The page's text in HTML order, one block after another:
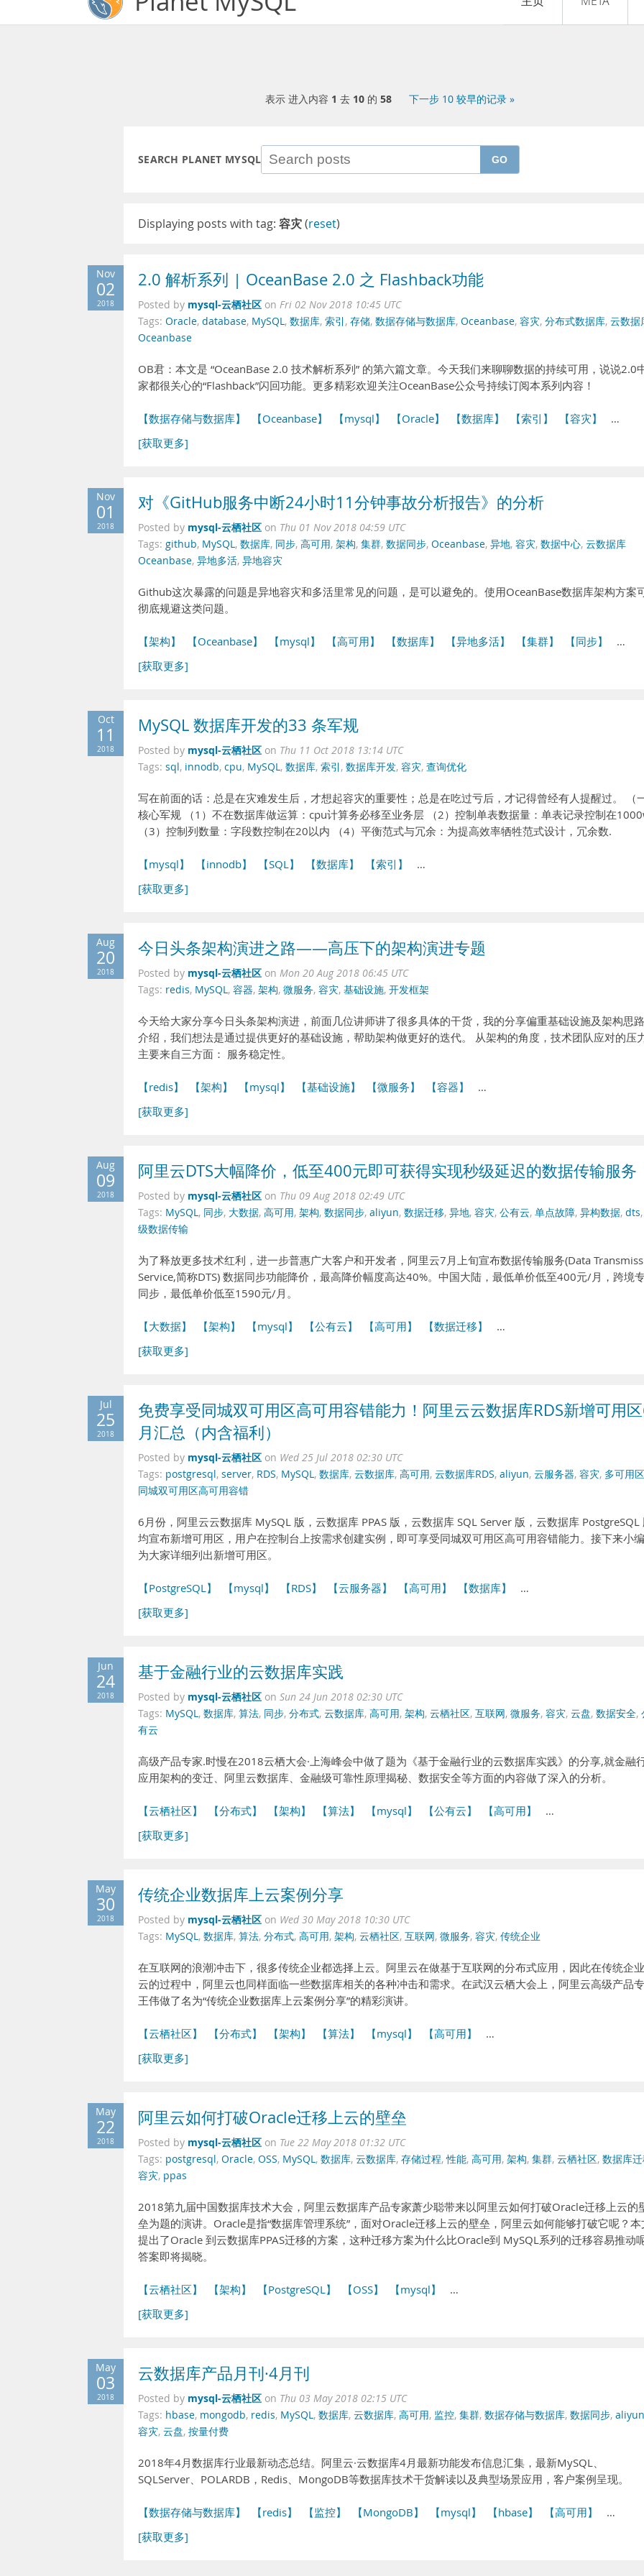
表示 进入内容 1 去 10的 58 下一步 10 较早的记录 »
SEARCH PLANET MYSQL GO
Displaying posts with tag: 容灾(reset)
Nov
02
2018
2.0 解析系列 | OceanBase 2.0 之 Flashback功能
Posted by mysql-云栖社区 on Fri 02 Nov 2018 10:45 UTC
Tags: Oracle, database, MySQL, 数据库, 索引 , 存储, 数据存储与数据库, Oceanbase, 容灾, 分布式数据库, 云数据
Oceanbase
OB君：本文是 “OceanBase 2.0 技术解析系列” 的第六篇文章。今天我们来聊聊数据的持续可用，说说2.0
家都很关心的“Flashback”闪回功能。更多精彩欢迎关注OceanBase公众号持续订阅本系列内容！
【数据存储与数据库】 【Oceanbase】 【mysql】 【Oracle】 【数据库】 【索引】 【容灾】
…
[获取更多]
Nov
01
2018
对《GitHub服务中断24小时11分钟事故分析报告》的分析
Posted by mysql-云栖社区 on Thu 01 Nov 2018 04:59 UTC
Tags: github, MySQL, 数据库, 同步, 高可用, 架构, 集群, 数据同步, Oceanbase, 异地, 容灾, 数据中心, 云数据库
Oceanbase, 异地多活, 异地容灾
Github这次暴露的问题是异地容灾和多活里常见的问题，是可以避免的。使用OceanBase数据库架构方案
彻底规避这类问题。
【架构】 【Oceanbase】 【mysql】 【高可用】 【数据库】 【异地多活】 【集群】 【同步】
…
[获取更多]
Oct
11
2018
MySQL 数据库开发的33 条军规
Posted by mysql-云栖社区 on Thu 11 Oct 2018 13:14 UTC
Tags: sql, innodb, cpu, MySQL, 数据库, 索引 , 数据库开发, 容灾, 查询优化
写在前面的话：总是在灾难发生后，才想起容灾的重要性；总是在吃过亏后，才记得曾经有人提醒过。 （
核心军规 （1）不在数据库做运算：cpu计算务必移至业务层 （2）控制单表数据量：单表记录控制在
（3）控制列数量：字段数控制在20以内 （4）平衡范式与冗余：为提高效率牺牲范式设计，冗余数.
【mysql】 【innodb】 【SQL】 【数据库】 【索引】
…
[获取更多]
Aug
20
2018
今日头条架构演进之路——高压下的架构演进专题
Posted by mysql-云栖社区 on Mon 20 Aug 2018 06:45 UTC
Tags: redis, MySQL, 容器, 架构, 微服务, 容灾, 基础设施, 开发框架
今天给大家分享今日头条架构演进，前面几位讲师讲了很多具体的干货，我的分享偏重基础设施及架构思
介绍，我们想法是通过提供更好的基础设施，帮助架构做更好的迭代。 从架构的角度，技术团队应对的压
主要来自三方面： 服务稳定性。
【redis】 【架构】 【mysql】 【基础设施】 【微服务】 【容器】
…
[获取更多]
Aug
09
2018
阿里云DTS大幅降价，低至400元即可获得实现秒级延迟的数据传输服务
Posted by mysql-云栖社区 on Thu 09 Aug 2018 02:49 UTC
Tags: MySQL, 同步, 大数据, 高可用, 架构, 数据同步, aliyun, 数据迁移, 异地, 容灾, 公有云, 单点故障, 异构数据, dts
级数据传输
为了释放更多技术红利，进一步普惠广大客户和开发者，阿里云7月上旬宣布数据传输服务(Data
Service,简称DTS) 数据同步功能降价，最高降价幅度高达40%。中国大陆，最低单价低至400元/月，跨境
同步，最低单价低至1590元/月。
【大数据】 【架构】 【mysql】 【公有云】 【高可用】 【数据迁移】
…
[获取更多]
Jul
25
2018
免费享受同城双可用区高可用容错能力！阿里云云数据库RDS新增可用
月汇总（内含福利）
Posted by mysql-云栖社区 on Wed 25 Jul 2018 02:30 UTC
Tags: postgresql, server, RDS, MySQL, 数据库, 云数据库, 高可用, 云数据库RDS, aliyun, 云服务器, 容灾, 多可用区
同城双可用区高可用容错
6月份，阿里云云数据库 MySQL 版，云数据库 PPAS 版，云数据库 SQL Server 版，云数据库 PostgreSQL
均宣布新增可用区，用户在控制台上按需求创建实例，即可享受同城双可用区高可用容错能力。接下来小
为大家详细列出新增可用区。
【PostgreSQL】 【mysql】 【RDS】 【云服务器】 【高可用】 【数据库】
…
[获取更多]
Jun
24
2018
基于金融行业的云数据库实践
Posted by mysql-云栖社区 on Sun 24 Jun 2018 02:30 UTC
Tags: MySQL, 数据库, 算法, 同步, 分布式, 云数据库, 高可用, 架构, 云栖社区, 互联网, 微服务, 容灾, 云盘, 数据安全,
有云
高级产品专家.时慢在2018云栖大会·上海峰会中做了题为《基于金融行业的云数据库实践》的分享,就金融
应用架构的变迁、阿里云数据库、金融级可靠性原理揭秘、数据安全等方面的内容做了深入的分析。
【云栖社区】 【分布式】 【架构】 【算法】 【mysql】 【公有云】 【高可用】
…
[获取更多]
May
30
2018
传统企业数据库上云案例分享
Posted by mysql-云栖社区 on Wed 30 May 2018 10:30 UTC
Tags: MySQL, 数据库, 算法, 分布式, 高可用, 架构, 云栖社区, 互联网, 微服务, 容灾, 传统企业
在互联网的浪潮冲击下，很多传统企业都选择上云。阿里云在做基于互联网的分布式应用，因此在传统企
云的过程中，阿里云也同样面临一些数据库相关的各种冲击和需求。在武汉云栖大会上，阿里云高级产品
王伟做了名为“传统企业数据库上云案例分享”的精彩演讲。
【云栖社区】 【分布式】 【架构】 【算法】 【mysql】 【高可用】
…
[获取更多]
May
22
2018
阿里云如何打破Oracle迁移上云的壁垒
Posted by mysql-云栖社区 on Tue 22 May 2018 01:32 UTC
Tags: postgresql, Oracle, OSS, MySQL, 数据库, 云数据库, 存储过程,性能, 高可用, 架构, 集群, 云栖社区, 数据库
容灾, ppas
2018第九届中国数据库技术大会，阿里云数据库产品专家萧少聪带来以阿里云如何打破Oracle迁移上云的
垒为题的演讲。Oracle是指“数据库管理系统”，面对Oracle迁移上云的壁垒，阿里云如何能够打破它呢？本
提出了Oracle 到云数据库PPAS迁移的方案，这种迁移方案为什么比Oracle到 MySQL系列的迁移容易推动
答案即将揭晓。
【云栖社区】 【架构】 【PostgreSQL】 【OSS】 【mysql】
…
[获取更多]
May
03
2018
云数据库产品月刊·4月刊
Posted by mysql-云栖社区 on Thu 03 May 2018 02:15 UTC
Tags: hbase, mongodb, redis, MySQL, 数据库, 云数据库, 高可用, 监控, 集群, 数据存储与数据库, 数据同步, aliyun
容灾, 云盘, 按量付费
2018年4月数据库行业最新动态总结。阿里云·云数据库4月最新功能发布信息汇集，最新MySQL、
SQLServer、POLARDB，Redis、MongoDB等数据库技术干货解读以及典型场景应用，客户案例呈现。
【数据存储与数据库】 【redis】 【监控】 【MongoDB】 【mysql】 【hbase】 【高可用】
…
[获取更多]